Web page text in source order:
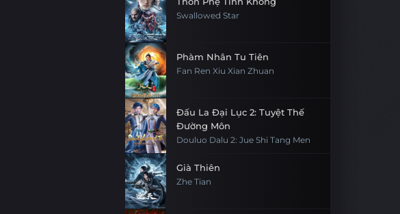
Swallowed Star
Phàm Nhân Tu Tiên
Fan Ren Xiu Xian Zhuan
Đấu La Đại Lục 2: Tuyệt Thế
Đường Môn
Douluo Dalu 2: Jue Shi Tang Men
Già Thiên
Zhe Tian